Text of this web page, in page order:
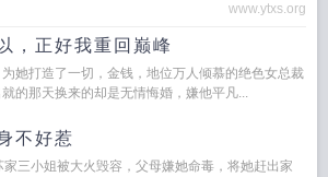
www.ytxs.org
，正好我重回巅峰
为她打造了一切，金钱，地位万人倾慕的绝色女总裁
的那天换来的却是无情悔婚，嫌他平凡...
不好惹
家三小姐被大火毁容，父母嫌她命毒，将她赶出家